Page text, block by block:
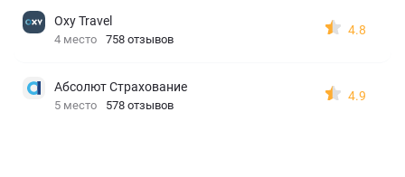
Oxy Travel
4 место 758 отзывов
4.8
Абсолют Страхование
5 место 578 отзывов
4.9